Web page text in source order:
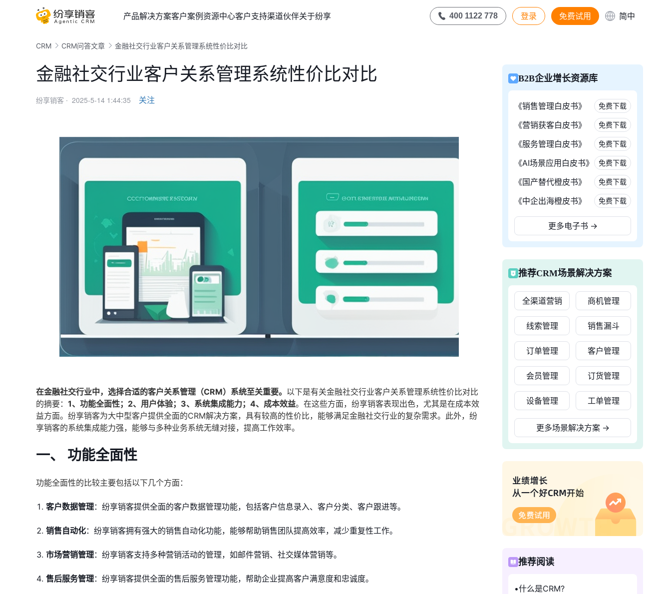
产品解决方案客户案例资源中心客户支持渠道伙伴关于纷享 400 1122 778 登录 免费试用 简中
CRM CRM问答文章 金融社交行业客户关系管理系统性价比对比
金融社交行业客户关系管理系统性价比对比
纷享销客 · 2025-5-14 1:44:35 关注
在金融社交行业中，选择合适的客户关系管理（CRM）系统至关重要。 以下是有关金融社交行业客户关系管理系统性价比对比
的摘要： 1、功能全面性；2、用户体验；3、系统集成能力；4、成本效益。在这些方面，纷享销客表现出色，尤其是在成本效
益方面。纷享销客为大中型客户提供全面的CRM解决方案，具有较高的性价比，能够满足金融社交行业的复杂需求。此外，纷
享销客的系统集成能力强，能够与多种业务系统无缝对接，提高工作效率。
一、 功能全面性
功能全面性的比较主要包括以下几个方面：
客户数据管理：纷享销客提供全面的客户数据管理功能，包括客户信息录入、客户分类、客户跟进等。
销售自动化：纷享销客拥有强大的销售自动化功能，能够帮助销售团队提高效率，减少重复性工作。
市场营销管理：纷享销客支持多种营销活动的管理，如邮件营销、社交媒体营销等。
售后服务管理：纷享销客提供全面的售后服务管理功能，帮助企业提高客户满意度和忠诚度。
B2B企业增长资源库
《销售管理白皮书》 免费下载
《营销获客白皮书》 免费下载
《服务管理白皮书》 免费下载
《AI场景应用白皮书》 免费下载
《国产替代橙皮书》 免费下载
《中企出海橙皮书》 免费下载
更多电子书 →
推荐CRM场景解决方案
全渠道营销 商机管理
线索管理 销售漏斗
订单管理 客户管理
会员管理 订货管理
设备管理 工单管理
更多场景解决方案 →
推荐阅读
什么是CRM?